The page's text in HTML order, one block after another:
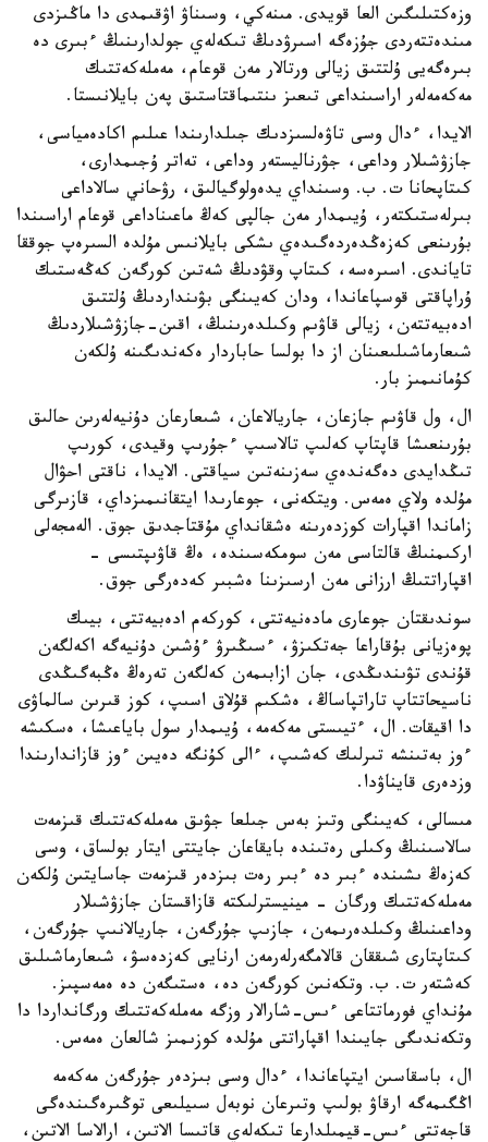
وزەكتىلىگىن العا قويدى. مىنەكي، وسىناۋ اۋقىمدى دا ماڭىزدى
مىندەتتەردى جۇزەگە اسىرۋدىڭ تىكەلەي جولدارىنىڭ ءبىرى دە
بىرەگەيى ۇلتتىق زيالى ورتالار مەن قوعام، مەملەكەتتىك
مەكەمەلەر اراسىنداعى تىعىز ىنتىماقتاستىق پەن بايلانىستا.
الايدا، ءدال وسى تاۋەلسىزدىك جىلدارىندا عىلىم اكادەمياسى،
جازۋشىلار وداعى، جۋرناليستەر وداعى، تەاتر ۇجىمدارى،
كىتاپحانا ت. ب. وسىنداي يدەولوگيالىق، رۋحاني سالاداعى
بىرلەستىكتەر، ۇيىمدار مەن جالپى كەڭ ماعىناداعى قوعام اراسىندا
بۇرىنعى كەزەڭدەردەگىدەي ىشكى بايلانىس مۇلدە السىرەپ جوققا
تاياندى. اسىرەسە، كىتاپ وقۋدىڭ شەتىن كورگەن كەڭەستىك
ۇراپاقتى قوسپاعاندا، ودان كەيىنگى بۋىنداردىڭ ۇلتتىق
ادەبيەتتەن، زيالى قاۋىم وكىلدەرىنىڭ، اقىن-جازۋشىلاردىڭ
شىعارماشىلىعىنان از دا بولسا حاباردار ەكەندىگىنە ۇلكەن
كۇمانىمىز بار.
ال، ول قاۋىم جازعان، جاريالاعان، شىعارعان دۇنيەلەرىن حالىق
بۇرىنعىشا قاپتاپ كەلىپ تالاسىپ ءجۇرىپ وقيدى، كورىپ
تىڭدايدى دەگەندەي سەزىنەتىن سياقتى. الايدا، ناقتى احۋال
مۇلدە ولاي ەمەس. ويتكەنى، جوعارىدا ايتقانىمىزداي، قازىرگى
زاماندا اقپارات كوزدەرىنە ەشقانداي مۇقتاجدىق جوق. الەمجەلى
اركىمنىڭ قالتاسى مەن سومكەسىندە، ەڭ قاۋىپتىسى -
اقپاراتتىڭ ارزانى مەن ارسىزىنا ەشبىر كەدەرگى جوق.
سوندىقتان جوعارى مادەنيەتتى، كوركەم ادەبيەتتى، بيىك
پوەزيانى بۇقاراعا جەتكىزۋ، ءسىڭىرۋ ءۇشىن دۇنيەگە اكەلگەن
قۇندى تۋىندىڭدى، جان ازابىمەن كەلگەن تەرەڭ ەڭبەگىڭدى
ناسيحاتتاپ تاراتپاساڭ، ەشكىم قۇلاق اسىپ، كوز قىرىن سالماۋى
دا اقيقات. ال، ءتيىستى مەكەمە، ۇيىمدار سول باياعىشا، ەسكىشە
ءوز بەتىنشە تىرلىك كەشىپ، ءالى كۇنگە دەيىن ءوز قازاندارىندا
وزدەرى قايناۋدا.
مىسالى، كەيىنگى وتىز بەس جىلعا جۋىق مەملەكەتتىك قىزمەت
سالاسىنىڭ وكىلى رەتىندە بايقاعان جايتتى ايتار بولساق، وسى
كەزەڭ ىشىندە ءبىر دە ءبىر رەت بىزدەر قىزمەت جاسايتىن ۇلكەن
مەملەكەتتىك ورگان - مينيسترلىكتە قازاقستان جازۋشىلار
وداعىنىڭ وكىلدەرىمەن، جازىپ جۇرگەن، جاريالانىپ جۇرگەن،
كىتاپتارى شىققان قالامگەرلەرمەن ارنايى كەزدەسۋ، شىعارماشىلىق
كەشتەر ت. ب. وتكەنىن كورگەن دە، ەستىگەن دە ەمەسپىز.
مۇنداي فورماتتاعى ءىس-شارالار وزگە مەملەكەتتىك ورگانداردا دا
وتكەندىگى جايىندا اقپاراتتى مۇلدە كوزىمىز شالعان ەمەس.
ال، باسقاسىن ايتپاعاندا، ءدال وسى بىزدەر جۇرگەن مەكەمە
اڭگىمەگە ارقاۋ بولىپ وتىرعان نوبەل سىيلىعى توڭىرەگىندەگى
قاجەتتى ءىس-قيمىلدارعا تىكەلەي قاتىسا الاتىن، ارالاسا الاتىن،